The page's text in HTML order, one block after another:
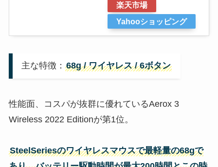
楽天市場
Yahooショッピング
主な特徴： 68g / ワイヤレス / 6ボタン
性能面、コスパが抜群に優れているAerox 3
Wireless 2022 Editionが第1位。
SteelSeriesのワイヤレスマウスで最軽量の68gで